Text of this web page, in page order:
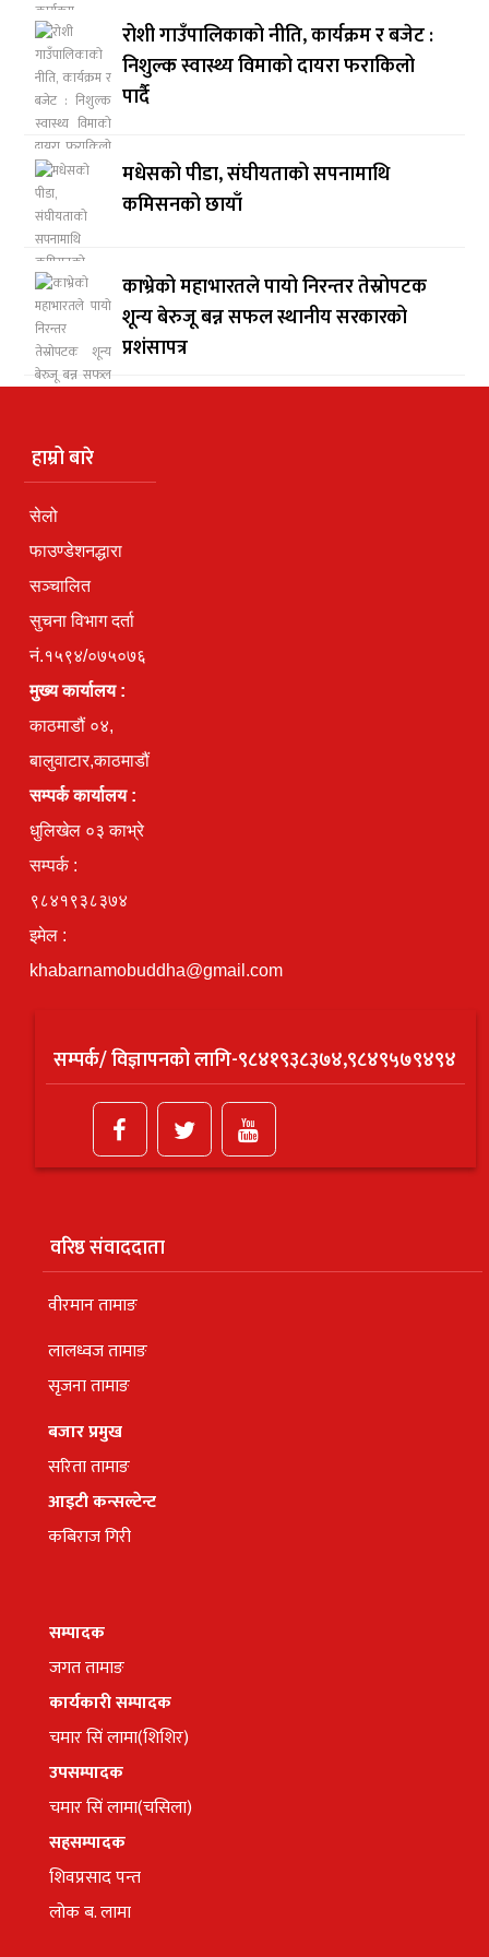
रोशी गाउँपालिकाको नीति, कार्यक्रम र बजेट :
निशुल्क स्वास्थ्य विमाको दायरा फराकिलो
पार्दै
मधेसको पीडा, संघीयताको सपनामाथि
कमिसनको छायाँ
काभ्रेको महाभारतले पायो निरन्तर तेस्रोपटक
शून्य बेरुजू बन्न सफल स्थानीय सरकारको
प्रशंसापत्र
हाम्रो बारे
सेलो
फाउण्डेशनद्धारा
सञ्चालित
सुचना विभाग दर्ता
नं.१५९४/०७५०७६
मुख्य कार्यालय :
काठमाडौं ०४,
बालुवाटार,काठमाडौं
सम्पर्क कार्यालय :
धुलिखेल ०३ काभ्रे
सम्पर्क :
९८४१९३८३७४
इमेल :
khabarnamobuddha@gmail.com
सम्पर्क/ विज्ञापनको लागि-९८४१९३८३७४,९८४९५७९४९४
वरिष्ठ संवाददाता
वीरमान तामाङ
लालध्वज तामाङ
सृजना तामाङ
बजार प्रमुख
सरिता तामाङ
आइटी कन्सल्टेन्ट
कबिराज गिरी
सम्पादक
जगत तामाङ
कार्यकारी सम्पादक
चमार सिं लामा(शिशिर)
उपसम्पादक
चमार सिं लामा(चसिला)
सहसम्पादक
शिवप्रसाद पन्त
लोक ब. लामा